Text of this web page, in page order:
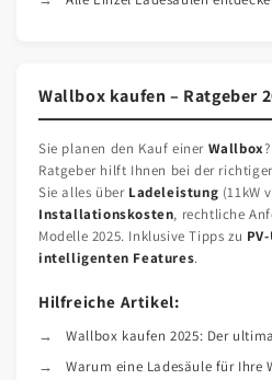
Wallbox kaufen – Ratgeber
Sie planen den Kauf einer Wallbox
Ratgeber hilft Ihnen bei der
Sie alles über Ladeleistung (11kW
Installationskosten, rechtliche
Modelle 2025. Inklusive Tipps zu
intelligenten Features.
Hilfreiche Artikel:
Wallbox kaufen 2025: Der
Warum eine Ladesäule für Ihre